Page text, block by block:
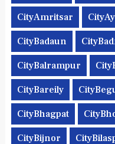
CityAmritsar
CityBadaun
CityBalrampur
CityBareily
CityBhagpat
CityBijnor